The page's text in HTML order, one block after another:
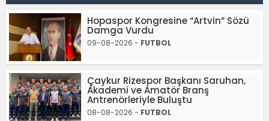
Hopaspor Kongresine “Artvin” Sözü
Damga Vurdu
09-08-2026 - FUTBOL
Çaykur Rizespor Başkanı Saruhan,
Akademi ve Amatör Branş
Antrenörleriyle Buluştu
08-08-2026 - FUTBOL